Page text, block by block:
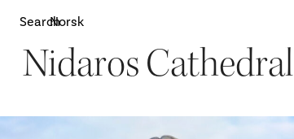
SearchNorsk
Nidaros Cathedral